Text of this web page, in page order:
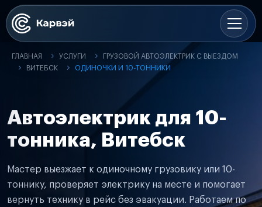
ГЛАВНАЯ УСЛУГИ
ГРУЗОВОЙ АВТОЭЛЕКТРИК С ВЫЕЗДОМ
ВИТЕБСК
ОДИНОЧКИ И 10-ТОННИКИ
Автоэлектрик для 10-
тонника, Витебск
Мастер выезжает к одиночному грузовику или 10-
тоннику, проверяет электрику на месте и помогает
вернуть технику в рейс без эвакуации. Работаем по